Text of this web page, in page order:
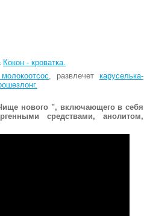
Кокон - кроватка.
, развлечет каруселька-
нового ", включающего в себя
средствами, анолитом,